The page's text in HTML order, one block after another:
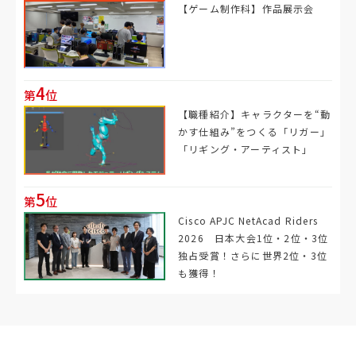
【ゲーム制作科】作品展示会
第4位
【職種紹介】キャラクターを“動
かす仕組み”をつくる「リガー」
「リギング・アーティスト」
第5位
Cisco APJC NetAcad Riders
2026 日本大会1位・2位・3位
独占受賞！さらに世界2位・3位
も獲得！